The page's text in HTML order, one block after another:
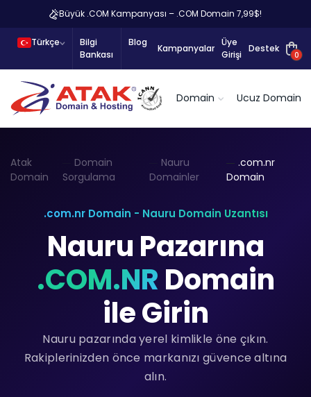
Büyük .COM Kampanyası – .COM Domain 7,99$!
Türkçe
Bilgi
Bankası
Blog
Kampanyalar
Üye
Girişi
Destek
0
Domain Ucuz Domain
Atak
Domain
Domain
Sorgulama
Nauru
Domainler
.com.nr
Domain
.com.nr Domain - Nauru Domain Uzantısı
Nauru Pazarına
.COM.NR Domain
ile Girin
Nauru pazarında yerel kimlikle öne çıkın.
Rakiplerinizden önce markanızı güvence altına
alın.